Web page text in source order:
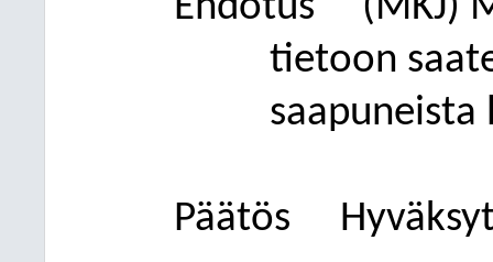
tietoon
saapuneista
Päätös